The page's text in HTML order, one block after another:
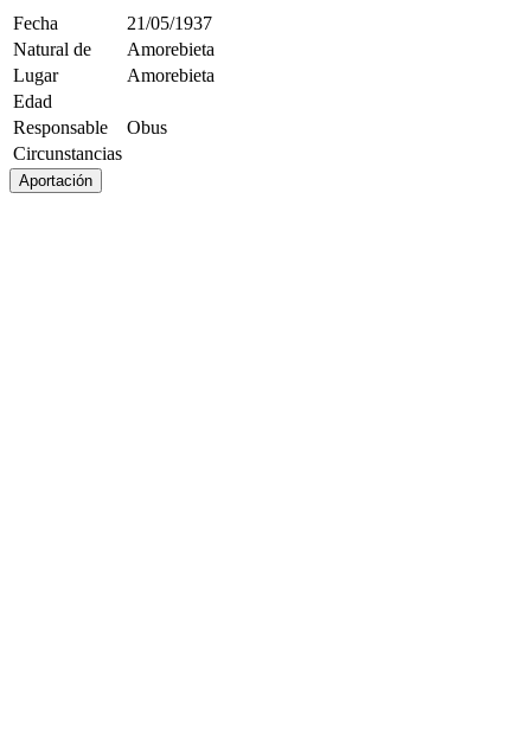
Fecha
21/05/1937
Natural de
Amorebieta
Lugar
Amorebieta
Edad
Responsable
Obus
Circunstancias